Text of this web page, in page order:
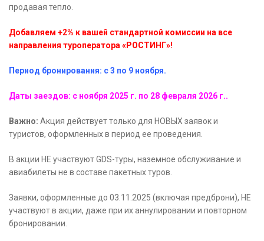
продавая тепло.
Добавляем +2% к вашей стандартной комиссии на все
направления туроператора «РОСТИНГ»!
Период бронирования: с 3 по 9 ноября.
Даты заездов: с ноября 2025 г. по 28 февраля 2026 г..
Важно: Акция действует только для НОВЫХ заявок и
туристов, оформленных в период ее проведения.
В акции НЕ участвуют GDS-туры, наземное обслуживание и
авиабилеты не в составе пакетных туров.
Заявки, оформленные до 03.11.2025 (включая предброни), НЕ
участвуют в акции, даже при их аннулировании и повторном
бронировании.